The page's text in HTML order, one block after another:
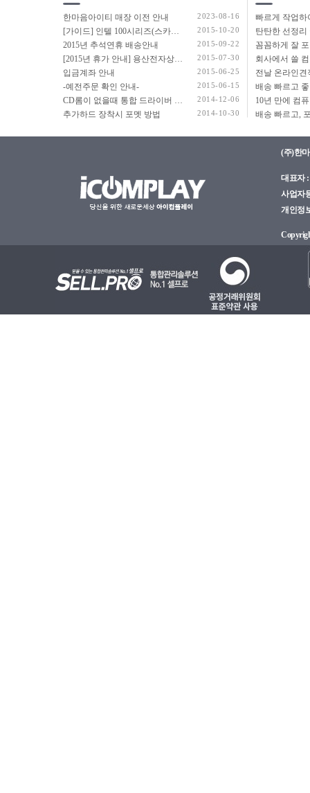
한마음아이티 매장 이전 안내 2023-08-16
[가이드] 인텔 100시리즈(스카이레이크보드) 에서 윈도우7 USB 설치 방법 소개 2015-10-20
2015년 추석연휴 배송안내 2015-09-22
[2015년 휴가 안내] 용산전자상가 여름 휴가 안내 2015-07-30
입금계좌 안내 2015-06-25
-예전주문 확인 안내- 2015-06-15
CD롬이 없을때 통합 드라이버 설치법 2014-12-06
추가하드 장착시 포멧 방법 2014-10-30
탄탄한 선정리
(주)한
대표자
사업자
개인정